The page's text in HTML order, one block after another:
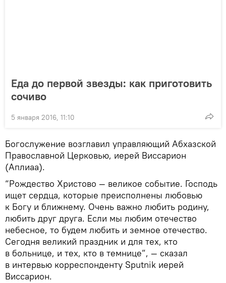
Еда до первой звезды: как приготовить
сочиво
5 января 2016, 11:10
Богослужение возглавил управляющий Абхазской
Православной Церковью, иерей Виссарион
(Аплиаа).
“Рождество Христово — великое событие. Господь
ищет сердца, которые преисполнены любовью
к Богу и ближнему. Очень важно любить родину,
любить друг друга. Если мы любим отечество
небесное, то будем любить и земное отечество.
Сегодня великий праздник и для тех, кто
в больнице, и тех, кто в темнице”, — сказал
в интервью корреспонденту Sputnik иерей
Виссарион.